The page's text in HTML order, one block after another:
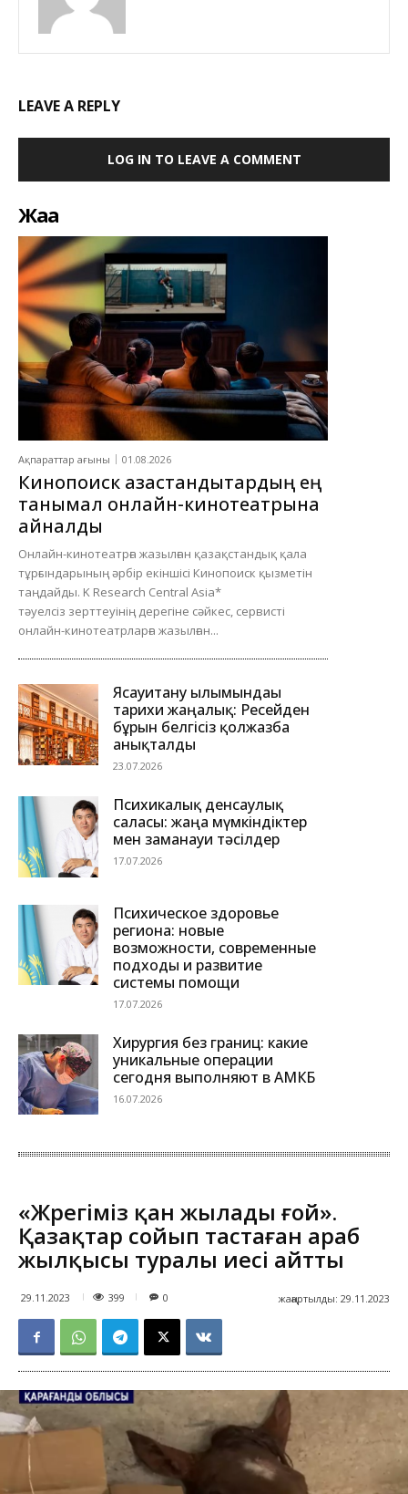
LEAVE A REPLY
LOG IN TO LEAVE A COMMENT
Жаңа
Ақпараттар ағыны 01.08.2026
Кинопоиск қазақстандықтардың ең
танымал онлайн-кинотеатрына
айналды
Онлайн-кинотеатрға жазылған қазақстандық қала
тұрғындарының әрбір екіншісі Кинопоиск қызметін
таңдайды. K Research Central Asia*
тәуелсіз зерттеуінің дерегіне сәйкес, сервисті
онлайн-кинотеатрларға жазылған...
Ясауитану ғылымындағы
тарихи жаңалық: Ресейден
бұрын белгісіз қолжазба
анықталды
23.07.2026
Психикалық денсаулық
саласы: жаңа мүмкіндіктер
мен заманауи тәсілдер
17.07.2026
Психическое здоровье
региона: новые
возможности, современные
подходы и развитие
системы помощи
17.07.2026
Хирургия без границ: какие
уникальные операции
сегодня выполняют в АМКБ
16.07.2026